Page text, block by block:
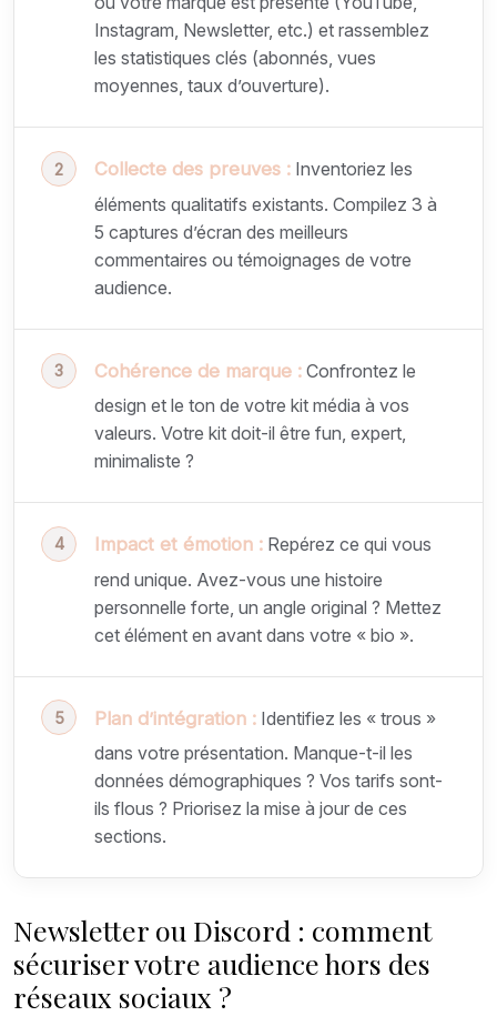
Instagram, Newsletter, etc.) et rassemblez
les statistiques clés (abonnés, vues
moyennes, taux d’ouverture).
Collecte des preuves : Inventoriez les
éléments qualitatifs existants. Compilez 3 à
5 captures d’écran des meilleurs
commentaires ou témoignages de votre
audience.
Cohérence de marque : Confrontez le
design et le ton de votre kit média à vos
valeurs. Votre kit doit-il être fun, expert,
minimaliste ?
Impact et émotion : Repérez ce qui vous
rend unique. Avez-vous une histoire
personnelle forte, un angle original ? Mettez
cet élément en avant dans votre « bio ».
Plan d’intégration : Identifiez les « trous »
dans votre présentation. Manque-t-il les
données démographiques ? Vos tarifs sont-
ils flous ? Priorisez la mise à jour de ces
sections.
Newsletter ou Discord : comment
sécuriser votre audience hors des
réseaux sociaux ?